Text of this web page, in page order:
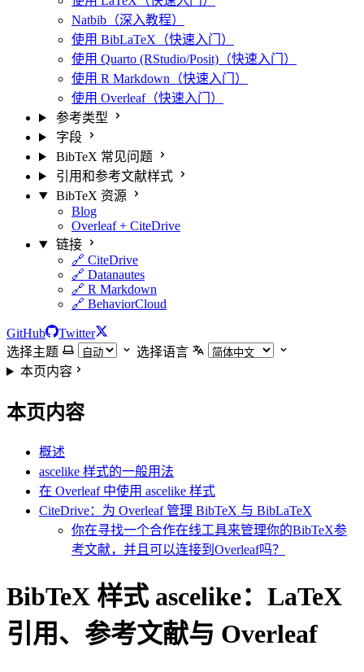
Natbib（深入教程）
使用 BibLaTeX（快速入门）
使用 Quarto (RStudio/Posit)（快速入门）
使用 R Markdown（快速入门）
使用 Overleaf（快速入门）
参考类型
字段
BibTeX 常见问题
引用和参考文献样式
BibTeX 资源
Blog
Overleaf + CiteDrive
链接
🔗 CiteDrive
🔗 Datanautes
🔗 R Markdown
🔗 BehaviorCloud
GitHub
Twitter
选择主题
选择语言
本页内容
本页内容
概述
ascelike 样式的一般用法
在 Overleaf 中使用 ascelike 样式
CiteDrive：为 Overleaf 管理 BibTeX 与 BibLaTeX
你在寻找一个合作在线工具来管理你的BibTeX参
考文献，并且可以连接到Overleaf吗？
BibTeX 样式 ascelike：LaTeX
引用、参考文献与 Overleaf